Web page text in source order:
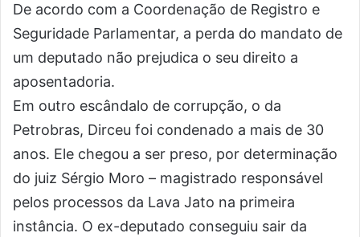
De acordo com a Coordenação de Registro e
Seguridade Parlamentar, a perda do mandato de
um deputado não prejudica o seu direito a
aposentadoria.
Em outro escândalo de corrupção, o da
Petrobras, Dirceu foi condenado a mais de 30
anos. Ele chegou a ser preso, por determinação
do juiz Sérgio Moro – magistrado responsável
pelos processos da Lava Jato na primeira
instância. O ex-deputado conseguiu sair da